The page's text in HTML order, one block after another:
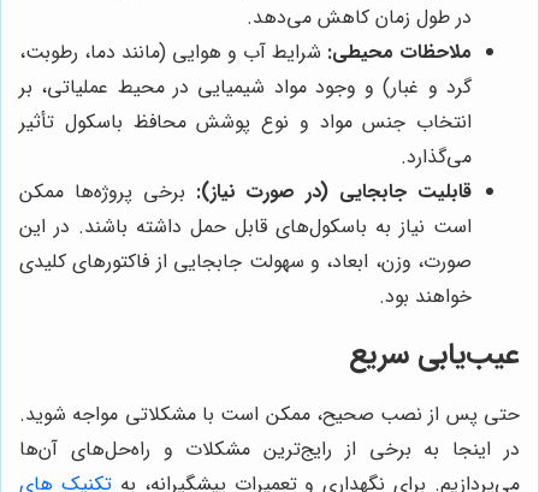
در طول زمان کاهش می‌دهد.
ملاحظات محیطی: شرایط آب و هوایی (مانند دما، رطوبت،
گرد و غبار) و وجود مواد شیمیایی در محیط عملیاتی، بر
انتخاب جنس مواد و نوع پوشش محافظ باسکول تأثیر
می‌گذارد.
قابلیت جابجایی (در صورت نیاز): برخی پروژه‌ها ممکن
است نیاز به باسکول‌های قابل حمل داشته باشند. در این
صورت، وزن، ابعاد، و سهولت جابجایی از فاکتورهای کلیدی
خواهند بود.
عیب‌یابی سریع
حتی پس از نصب صحیح، ممکن است با مشکلاتی مواجه شوید.
در اینجا به برخی از رایج‌ترین مشکلات و راه‌حل‌های آن‌ها
می‌پردازیم. برای نگهداری و تعمیرات پیشگیرانه، بهتکنیک های